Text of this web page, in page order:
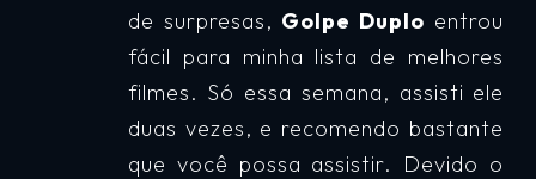
de surpresas, Golpe Duplo entrou
fácil para minha lista de melhores
filmes. Só essa semana, assisti ele
duas vezes, e recomendo bastante
que você possa assistir. Devido o